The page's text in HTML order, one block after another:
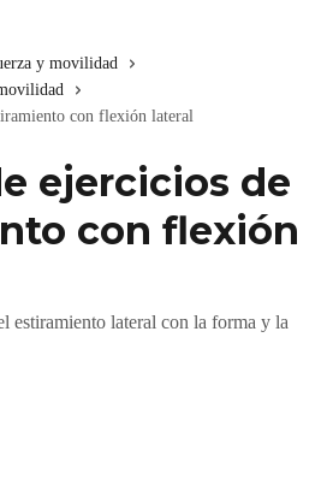
y movilidad
con flexión lateral
ejercicios de
con flexión
estiramiento lateral con la forma y la